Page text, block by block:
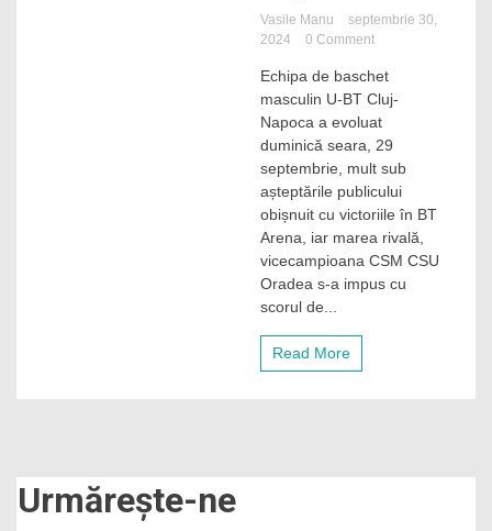
Vasile Manu
septembrie 30,
2024
0 Commenton
BT
Cluj-
Napoca,
început
de
sezon.
Vicecampioana
CSM
Oradea
Echipa de baschet
masculin U-BT Cluj-
Napoca a evoluat
duminică seara, 29
septembrie, mult sub
așteptările publicului
obișnuit cu victoriile în BT
Arena, iar marea rivală,
vicecampioana CSM CSU
Oradea s-a impus cu
scorul de...
Read More
Urmărește-ne